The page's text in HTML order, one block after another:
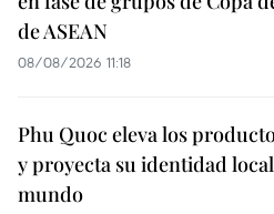
de ASEAN
08/08/2026 11:18
Phu Quoc eleva los
y proyecta su identidad
mundo